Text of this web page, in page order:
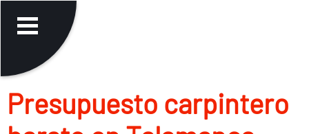
Presupuesto carpintero